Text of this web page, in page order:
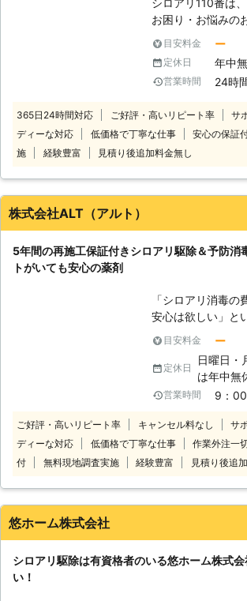
お困り・お悩みの
対応をさせていた
シロアリは一匹で
ると言われていま
お庭などでシロア
い。駆除が遅れる
大します。シロア
多くの加盟店と提
経験と実績が豊富
ら、施工に必要な
て、常にお客様目
やマンションな
現したシロアリの
ております。アリ
る…一回見積もり
たい。ささいなこ
110番にお任せください！
しっかりと駆除す
ならず定期的な薬
重要になってきま
では、アフターフ
目安料金 ー
定休日 年中
営業時間 24時
365日24時間対応 ご好評・高いリピート率 サ
ディーな対応
低価格で丁寧な仕事 安心の保証
施
経験豊富 見積り後追加料金無し
株式会社ALT（アルト）
5年間の再施工保証付きシロアリ駆除＆予防消
トがいても安心の薬剤
「シロアリ消毒
安心は欲しい」と
シロアリ駆除＆予
1,272円（税込）
間の再施工保証付
のアフターサービ
社の徹底教育され
強いALT（アルト
最高峰のコストパ
してください！ 廊下を歩いていると
ト）にお任せください。 株
目安料金 ー
定休日
日曜日・
は年中無
営業時間 9：
ご好評・高いリピート率 キャンセル料なし サ
ディーな対応
低価格で丁寧な仕事 作業外注一
付
無料現地調査実施 経験豊富 見積り後追
悠ホーム株式会社
シロアリ駆除は有資格者のいる悠ホーム株式
い！